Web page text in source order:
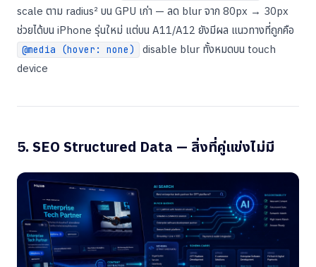
scale ตาม radius² บน GPU เก่า — ลด blur จาก 80px → 30px
ช่วยได้บน iPhone รุ่นใหม่ แต่บน A11/A12 ยังมีผล แนวทางที่ถูกคือ
@media (hover: none)
disable blur ทั้งหมดบน touch
device
5. SEO Structured Data — สิ่งที่คู่แข่งไม่มี